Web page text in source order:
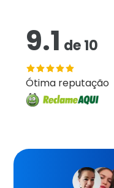
9.1 de10
Ótima reputação